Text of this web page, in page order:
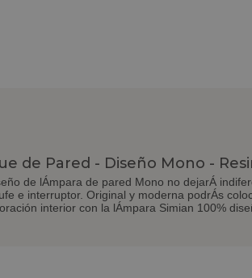
de Pared - Diseño Mono -
de lÁmpara de pared Mono no dejarÁ
e interruptor. Original y moderna podrÁs
interior con la lÁmpara Simian 100%